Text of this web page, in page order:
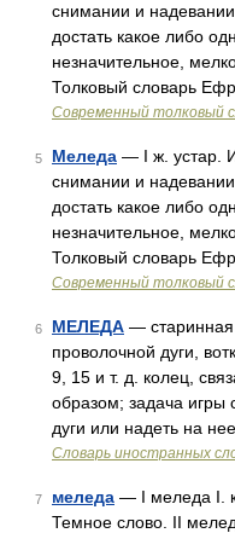
снимании и
достать какое либо
незначительное,
Толковый словарь
Современный толковый
5 Меледа — I ж. устар.
снимании и
достать какое либо
незначительное,
Толковый словарь
Современный толковый
6 МЕЛЕДА — старинная
проволочной дуги,
9, 15 и т. д. колец,
образом; задача игры
дуги или надеть на
Словарь иностранных
7 меледа — I меледа I.
Темное слово. II